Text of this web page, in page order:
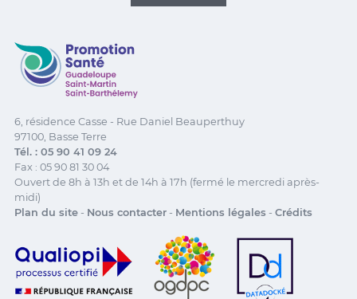
Promotion Santé Guadeloupe, Saint-Martin, Saint
6, résidence Casse - Rue Daniel Beauperthuy
97100, Basse Terre
Tél. : 05 90 41 09 24
Fax : 05 90 81 30 04
Ouvert de 8h à 13h et de 14h à 17h (fermé le mercredi après-
midi)
Plan du site- Nous contacter- Mentions légales - Crédits